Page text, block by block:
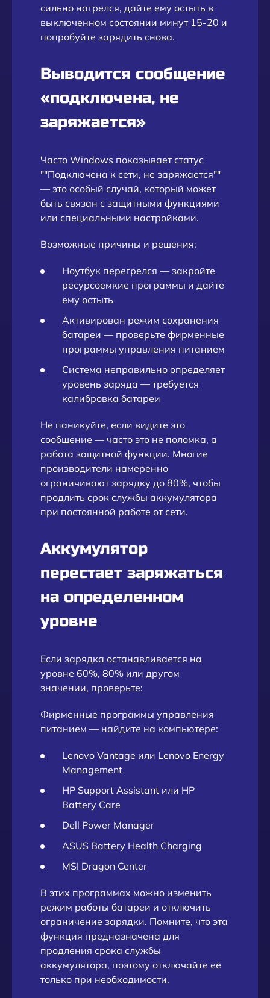
сильно нагрелся, дайте ему остыть в
выключенном состоянии минут 15-20 и
попробуйте зарядить снова.
Выводится сообщение
«подключена, не
заряжается»
Часто Windows показывает статус
""Подключена к сети, не заряжается""
— это особый случай, который может
быть связан с защитными функциями
или специальными настройками.
Возможные причины и решения:
Ноутбук перегрелся — закройте
ресурсоемкие программы и дайте
ему остыть
Активирован режим сохранения
батареи — проверьте фирменные
программы управления питанием
Система неправильно определяет
уровень заряда — требуется
калибровка батареи
Не паникуйте, если видите это
сообщение — часто это не поломка, а
работа защитной функции. Многие
производители намеренно
ограничивают зарядку до 80%, чтобы
продлить срок службы аккумулятора
при постоянной работе от сети.
Аккумулятор
перестает заряжаться
на определенном
уровне
Если зарядка останавливается на
уровне 60%, 80% или другом
значении, проверьте:
Фирменные программы управления
питанием — найдите на компьютере:
Lenovo Vantage или Lenovo Energy
Management
HP Support Assistant или HP
Battery Care
Dell Power Manager
ASUS Battery Health Charging
MSI Dragon Center
В этих программах можно изменить
режим работы батареи и отключить
ограничение зарядки. Помните, что эта
функция предназначена для
продления срока службы
аккумулятора, поэтому отключайте её
только при необходимости.